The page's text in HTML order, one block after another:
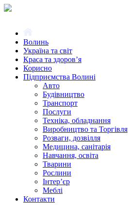
Волинь
Україна та світ
Краса та здоров’я
Корисно
Підприємства Волині
Авто
Будівництво
Транспорт
Послуги
Техніка, обладнання
Виробництво та Торгівля
Розваги, дозвілля
Медицина, санітарія
Навчання, освіта
Тварини
Рослини
Інтер’єр
Меблі
Контакти